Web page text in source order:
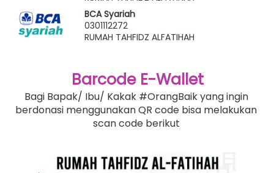
BCA Syariah
0301112272
RUMAH TAHFIDZ ALFATIHAH
Barcode E-Wallet
Bagi Bapak/ Ibu/ Kakak #OrangBaik yang ingin
berdonasi menggunakan QR code bisa melakukan
scan code berikut